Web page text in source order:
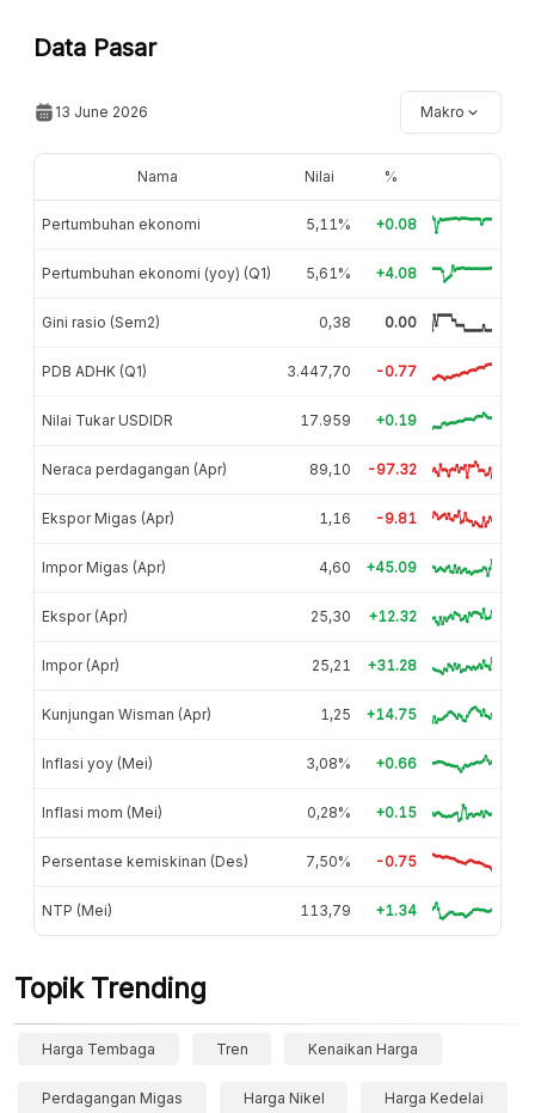
Data Pasar
13 June 2026 Makro
Nama Nilai %
Pertumbuhan ekonomi 5,11% +0.08
Pertumbuhan ekonomi (yoy) (Q1) 5,61% +4.08
Gini rasio (Sem2) 0,38 0.00
PDB ADHK (Q1) 3.447,70 -0.77
Nilai Tukar USDIDR 17.959 +0.19
Neraca perdagangan (Apr) 89,10 -97.32
Ekspor Migas (Apr) 1,16 -9.81
Impor Migas (Apr) 4,60 +45.09
Ekspor (Apr) 25,30 +12.32
Impor (Apr) 25,21 +31.28
Kunjungan Wisman (Apr) 1,25 +14.75
Inflasi yoy (Mei) 3,08% +0.66
Inflasi mom (Mei) 0,28% +0.15
Persentase kemiskinan (Des) 7,50% -0.75
NTP (Mei) 113,79 +1.34
Topik Trending
Harga Tembaga Tren Kenaikan Harga
Perdagangan Migas Harga Nikel Harga Kedelai